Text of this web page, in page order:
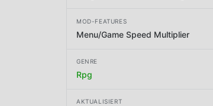
MOD-FEATURES
Menu/Game Speed Multiplier
GENRE
Rpg
AKTUALISIERT